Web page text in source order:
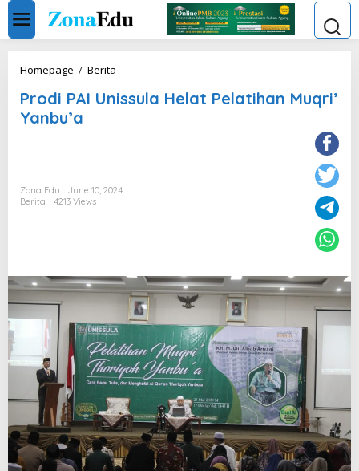
Skip
content
Homepage / Berita
Unissula
Prodi PAI Unissula Helat Pelatihan Muqri’
Yanbu’a
Zona Edu
June 10, 2024
Berita
4213 Views